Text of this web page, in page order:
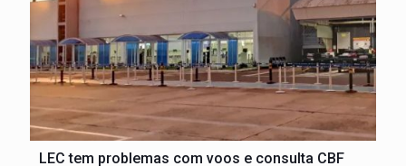
LEC tem problemas com voos e consulta CBF